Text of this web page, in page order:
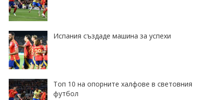
Испания създаде машина за успехи
Топ 10 на опорните халфове в световния
футбол